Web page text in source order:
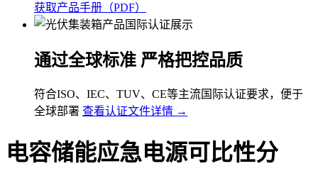
获取产品手册（PDF）
通过全球标准 严格把控品质
符合ISO、IEC、TUV、CE等主流国际认证要求，便于
全球部署 查看认证文件详情 →
电容储能应急电源可比性分